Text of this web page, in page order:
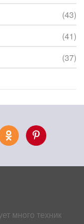
(43)
(41)
(37)
много техник